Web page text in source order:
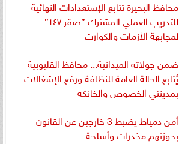
محافظ البحيرة تتابع الإستعدادات النهائية
للتدريب العملي المشترك ”صقر ١٤٧”
لمجابهة الأزمات والكوارث
ضمن جولاته الميدانية... محافظ القليوبية
يُتابع الحالة العامة للنظافة ورفع الإشغالات
بمدينتي الخصوص والخانكه
أمن دمياط يضبط 3 خارجين عن القانون
بحوزتهم مخدرات وأسلحة